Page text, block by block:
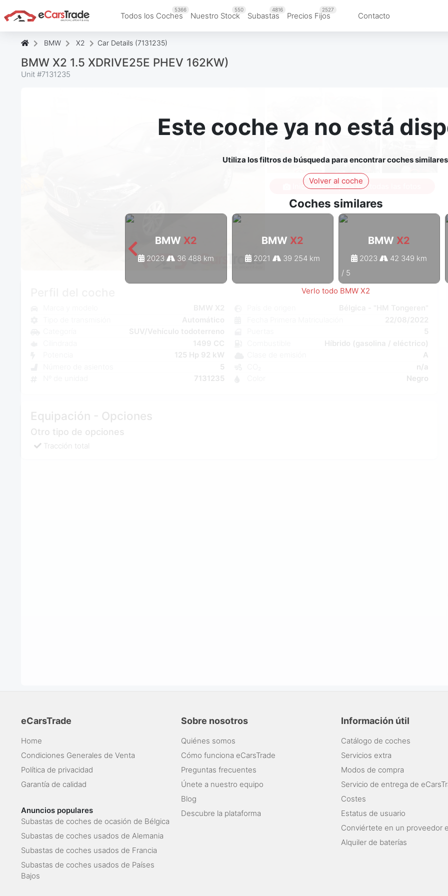
Todos los Coches
5366
Nuestro Stock
550
Subastas
4816
Precios Fijos
2527
Contacto
BMW X2 Car Details (7131235)
BMW X2 1.5 XDRIVE25E PHEV 162KW)
Unit #7131235
Este coche ya no está
Utiliza los filtros de búsqueda para encontrar coches
Volver al coche
Coches similares
BMW X2
2023 36 488 km
BMW X2
2021 39 254 km
BMW X2
2023 42 349 km
/ 5
Verlo todo BMW X2
Inicia sesión para ver todas las fotos
1499 CC
125 Hp 92 kW
5
7131235
Híbrido (gasolina / eléctrico)
A
n/a
Negro
Equipación - Opciones
Otro tipo de opciones
Tracción total
eCarsTrade
Home
Condiciones Generales de Venta
Política de privacidad
Garantía de calidad
Anuncios populares
Subastas de coches de ocasión de Bélgica
Subastas de coches usados de Alemania
Subastas de coches usados de Francia
Subastas de coches usados de Países
Bajos
Sobre nosotros
Quiénes somos
Cómo funciona eCarsTrade
Preguntas frecuentes
Únete a nuestro equipo
Blog
Descubre la plataforma
Información útil
Catálogo de coches
Servicios extra
Modos de compra
Servicio de entrega de
Costes
Estatus de usuario
Conviértete en un proveedor e
Alquiler de baterías